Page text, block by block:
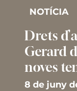
NOTÍCIA
Drets
Gerard
noves
8 de juny